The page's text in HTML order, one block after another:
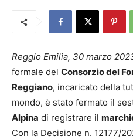
Reggio Emilia, 30 marzo
formale del Consorzio del
Reggiano, incaricato della
mondo, è stato fermato il
Alpina di registrare il
Con la Decisione n. 12177/